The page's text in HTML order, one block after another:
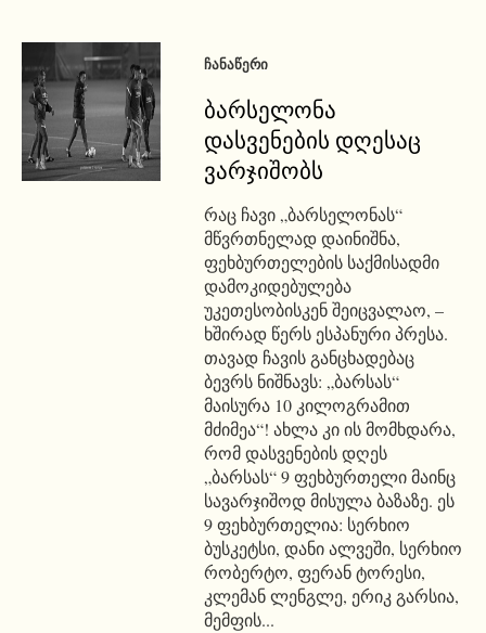
ᲩᲐᲜᲐᲬᲔᲠᲘ
ბარსელონა
დასვენების დღესაც
ვარჯიშობს
რაც ჩავი „ბარსელონას“
მწვრთნელად დაინიშნა,
ფეხბურთელების საქმისადმი
დამოკიდებულება
უკეთესობისკენ შეიცვალაო, –
ხშირად წერს ესპანური პრესა.
თავად ჩავის განცხადებაც
ბევრს ნიშნავს: „ბარსას“
მაისურა 10 კილოგრამით
მძიმეა“! ახლა კი ის მომხდარა,
რომ დასვენების დღეს
„ბარსას“ 9 ფეხბურთელი მაინც
სავარჯიშოდ მისულა ბაზაზე. ეს
9 ფეხბურთელია: სერხიო
ბუსკეტსი, დანი ალვეში, სერხიო
რობერტო, ფერან ტორესი,
კლემან ლენგლე, ერიკ გარსია,
მემფის...